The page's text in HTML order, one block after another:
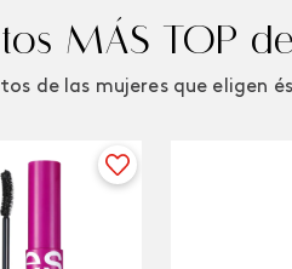
MÁS TOP
de las mujeres que eligen